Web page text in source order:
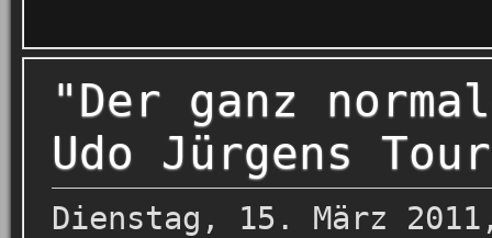
"Der ganz
Udo Jürgens
Dienstag, 15. März